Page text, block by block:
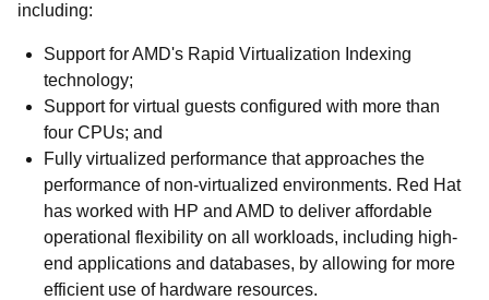
including:
Support for AMD's Rapid Virtualization Indexing
technology;
Support for virtual guests configured with more than
four CPUs; and
Fully virtualized performance that approaches the
performance of non-virtualized environments. Red Hat
has worked with HP and AMD to deliver affordable
operational flexibility on all workloads, including high-
end applications and databases, by allowing for more
efficient use of hardware resources.